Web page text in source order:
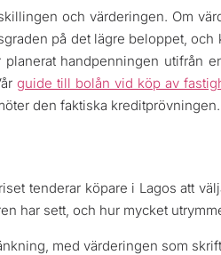
och värderingen. Om
på det lägre beloppet,
handpenningen utifrån
guide till bolån vid köp av
den faktiska kreditprövningen.
tenderar köpare i Lagos att
har sett, och hur mycket
med värderingen som